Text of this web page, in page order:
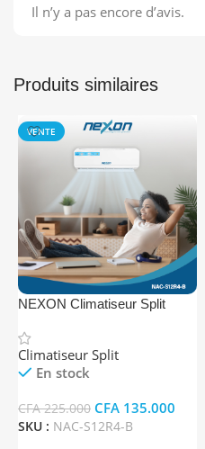
Il n’y a pas encore d’avis.
Produits similaires
VENTE
NEXON Climatiseur Split
Climatiseur Split
En stock
CFA225.000 CFA 135.000
SKU : NAC-S12R4-B